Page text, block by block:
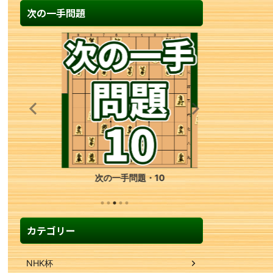
次の一手問題
次の一手問題・10
カテゴリー
NHK杯